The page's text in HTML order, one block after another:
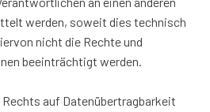
werden, soweit dies technisch
nicht die Rechte und
beeinträchtigt werden.
Rechts auf Datenübertragbarkeit